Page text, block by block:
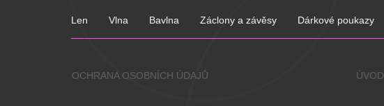
Len Vlna Bavlna Záclony a závěsy Dárkové poukazy
OCHRANA OSOBNÍCH ÚDAJŮ ÚVOD